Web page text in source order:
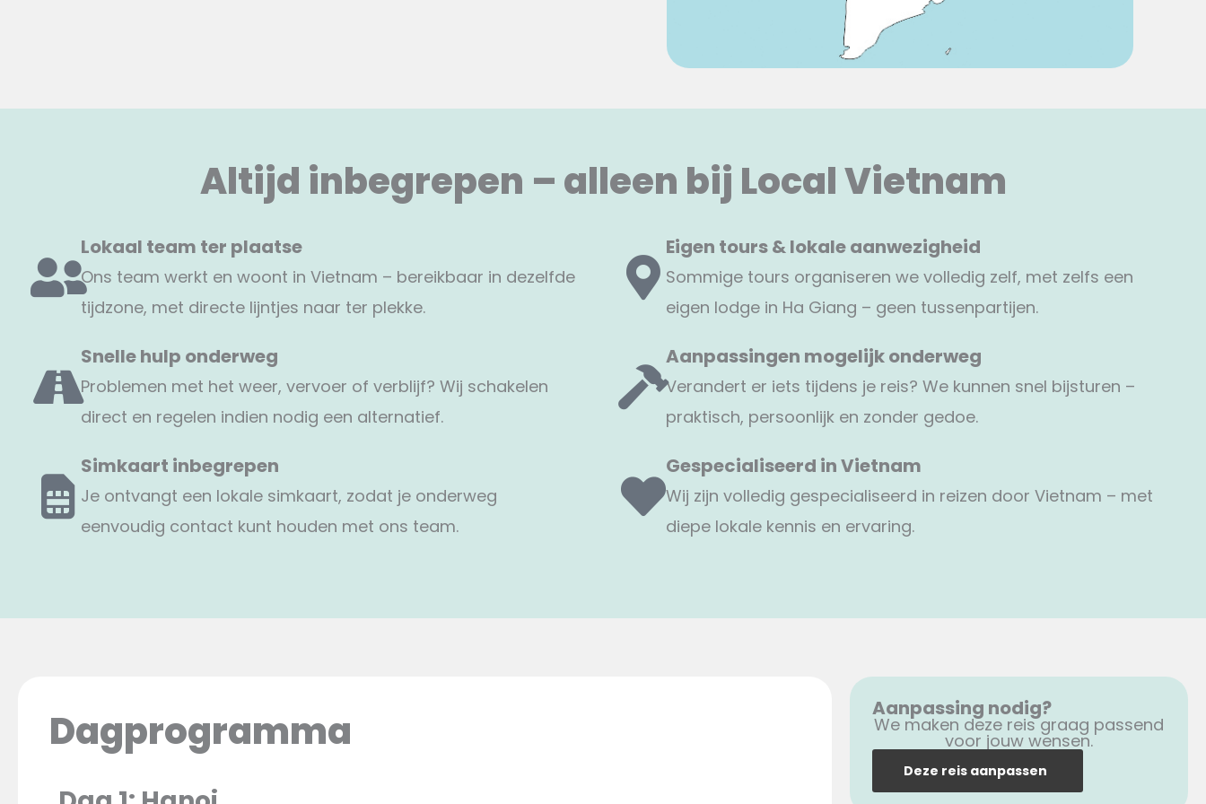
Altijd inbegrepen – alleen bij Local Vietnam
Lokaal team ter plaatse
Ons team werkt en woont in Vietnam – bereikbaar in dezelfde
tijdzone, met directe lijntjes naar ter plekke.
Snelle hulp onderweg
Problemen met het weer, vervoer of verblijf? Wij schakelen
direct en regelen indien nodig een alternatief.
Simkaart inbegrepen
Je ontvangt een lokale simkaart, zodat je onderweg
eenvoudig contact kunt houden met ons team.
Eigen tours & lokale aanwezigheid
Sommige tours organiseren we volledig zelf, met zelfs een
eigen lodge in Ha Giang – geen tussenpartijen.
Aanpassingen mogelijk onderweg
Verandert er iets tijdens je reis? We kunnen snel bijsturen –
praktisch, persoonlijk en zonder gedoe.
Gespecialiseerd in Vietnam
Wij zijn volledig gespecialiseerd in reizen door Vietnam – met
diepe lokale kennis en ervaring.
Aanpassing nodig?
We maken deze reis graag passend
voor jouw wensen.
Deze reis aanpassen
Dagprogramma